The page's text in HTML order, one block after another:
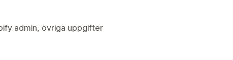
admin, övriga uppgifter